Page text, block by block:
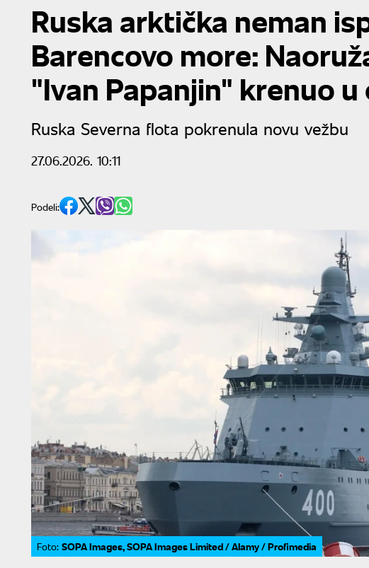
Ruska arktička neman
Barencovo more:
"Ivan Papanjin" krenuo
Ruska Severna flota pokrenula novu vežbu
27.06.2026. 10:11
Podeli:
Foto: SOPA Images, SOPA Images Limited / Alamy / Profimedia